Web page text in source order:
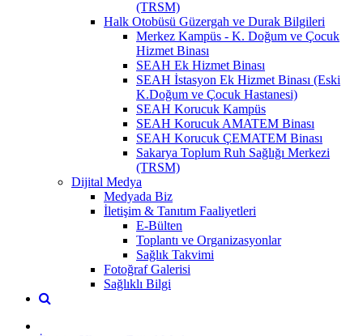
(TRSM)
Halk Otobüsü Güzergah ve Durak Bilgileri
Merkez Kampüs - K. Doğum ve Çocuk
Hizmet Binası
SEAH Ek Hizmet Binası
SEAH İstasyon Ek Hizmet Binası (Eski
K.Doğum ve Çocuk Hastanesi)
SEAH Korucuk Kampüs
SEAH Korucuk AMATEM Binası
SEAH Korucuk ÇEMATEM Binası
Sakarya Toplum Ruh Sağlığı Merkezi
(TRSM)
Dijital Medya
Medyada Biz
İletişim & Tanıtım Faaliyetleri
E-Bülten
Toplantı ve Organizasyonlar
Sağlık Takvimi
Fotoğraf Galerisi
Sağlıklı Bilgi